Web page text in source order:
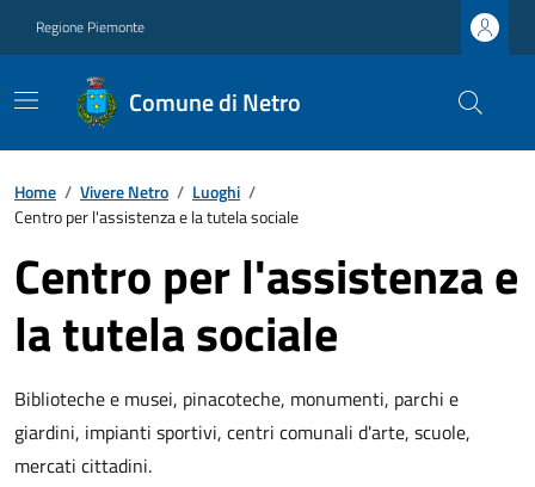
Regione Piemonte
Comune di Netro
Home / Vivere Netro / Luoghi /
Centro per l'assistenza e la tutela sociale
Centro per l'assistenza e
la tutela sociale
Biblioteche e musei, pinacoteche, monumenti, parchi e
giardini, impianti sportivi, centri comunali d'arte, scuole,
mercati cittadini.